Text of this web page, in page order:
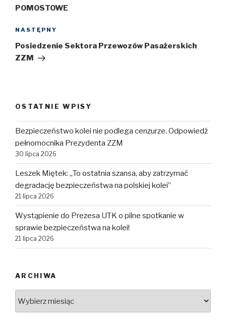
POMOSTOWE
Następny
wpis
NASTĘPNY
Posiedzenie Sektora Przewozów Pasażerskich
ZZM
OSTATNIE WPISY
Bezpieczeństwo kolei nie podlega cenzurze. Odpowiedź
pełnomocnika Prezydenta ZZM
30 lipca 2026
Leszek Miętek: „To ostatnia szansa, aby zatrzymać
degradację bezpieczeństwa na polskiej kolei”
21 lipca 2026
Wystąpienie do Prezesa UTK o pilne spotkanie w
sprawie bezpieczeństwa na kolei!
21 lipca 2026
ARCHIWA